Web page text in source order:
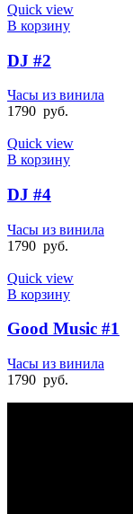
Quick view
В корзину
DJ #2
Часы из винила
1790 руб.
Quick view
В корзину
DJ #4
Часы из винила
1790 руб.
Quick view
В корзину
Good Music #1
Часы из винила
1790 руб.